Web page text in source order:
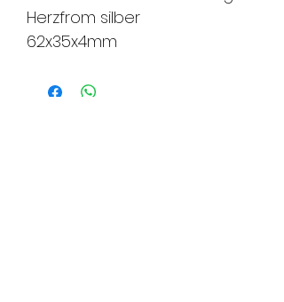
Herzfrom silber
62x35x4mm